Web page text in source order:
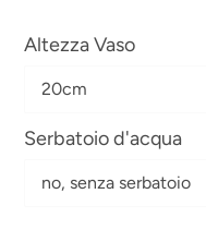
Altezza Vaso
Serbatoio d'acqua